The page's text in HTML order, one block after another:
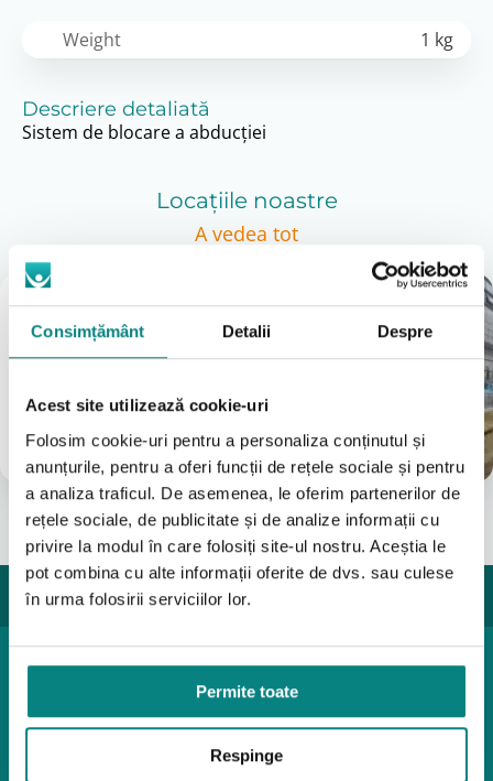
Consimțământ Detalii Despre
Acest site utilizează cookie-uri
Folosim cookie-uri pentru a personaliza conținutul și
anunțurile, pentru a oferi funcții de rețele sociale și pentru
a analiza traficul. De asemenea, le oferim partenerilor de
rețele sociale, de publicitate și de analize informații cu
privire la modul în care folosiți site-ul nostru. Aceștia le
pot combina cu alte informații oferite de dvs. sau culese
în urma folosirii serviciilor lor.
Permite toate
Respinge
Descriere detaliată
Weight 1 kg
Sistem de blocare a abducţiei
Locațiile noastre
A vedea tot
Magazin
București
(Vezi Google reviews)
031 8288200
0755631235
info@adapt.ro
Produse pediatrice
Reabilitare